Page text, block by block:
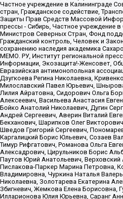
Частное учреждение в Калининграде
стран, Гражданское содействие,
Защиты Прав Средств Массовой
прессы - Сибирь, Частное учреждение
Министров Северных Стран, Фонд
Гражданский контроль, Человек и
сохранению наследия академика
МЕМО. РУ, Институт региональной
Информации, Экозащита!-Женсовет,
Евразийская антимонопольная
Дзугкоева Регина Николаевна,
Милославский Павел Юрьевич,
Лилия Айратовна, Сидорович Ольга
Алексеевич, Васильева Анастасия
Бойко Анатолий Николаевич, Дугин
Андрей Сергеевич, Аверин Виталий
Бекханович, Шарипков Олег
Шведов Григорий Сергеевич,
Каргалицкий Борис Юльевич, Созаев
Тимур Рифгатович, Романова Ольга
Алексадрович, Цирульников Борис
Паутов Юрий Анатольевич,
Пислакова-Паркер Марина Петровна,
Владимировна, Чуркина Наталья
Николаевна, Золотарева Екатерина
Збигневич, Жемкова Елена Борисовна,
Илларионова Юлия Юрьевна, Саранг